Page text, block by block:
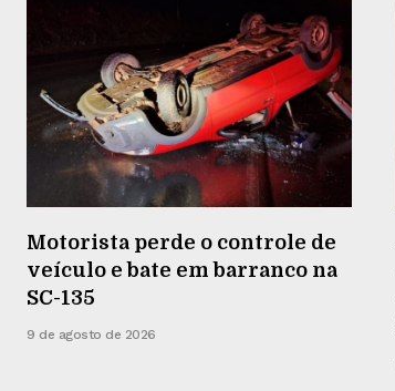
Motorista perde o controle de
veículo e bate em barranco na
SC-135
9 de agosto de 2026